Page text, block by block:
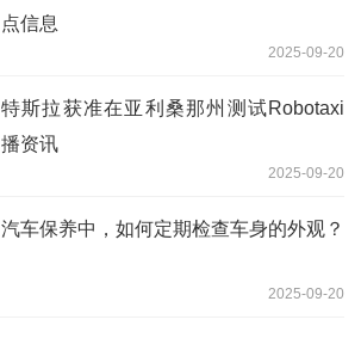
点信息
2025-09-20
特斯拉获准在亚利桑那州测试Robotaxi
播资讯
2025-09-20
汽车保养中，如何定期检查车身的外观？
2025-09-20